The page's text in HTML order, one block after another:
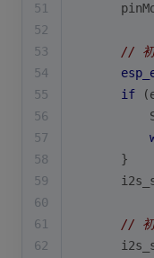
51
52
53
// 初
54
55
if
56
57
58
    }
59
60
61
// 初
62